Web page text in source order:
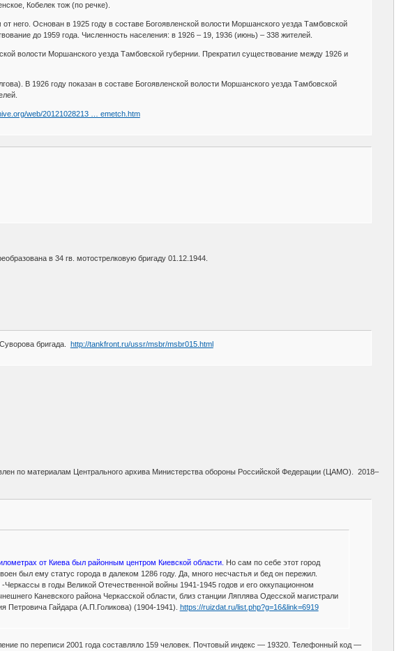
Кобелек тож (по речке).
него. Основан в 1925 году в составе Богоявленской волости Моршанского уезда Тамбовской
до 1959 года. Численность населения: в 1926 – 19, 1936 (июнь) – 338 жителей.
волости Моршанского уезда Тамбовской губернии. Прекратил существование между 1926 и
В 1926 году показан в составе Богоявленской волости Моршанского уезда Тамбовской
web/20121028213 … emetch.htm
в 34 гв. мотострелковую бригаду 01.12.1944.
бригада. http://tankfront.ru/ussr/msbr/msbr015.html
по материалам Центрального архива Министерства обороны Российской Федерации (ЦАМО). 2018–
от Киева был районным центром Киевской области. Но сам по себе этот город
был ему статус города в далеком 1286 году. Да, много несчастья и бед он пережил.
в годы Великой Отечественной войны 1941-1945 годов и его оккупационном
Каневского района Черкасской области, близ станции Ляплява Одесской магистрали
Петровича Гайдара (А.П.Голикова) (1904-1941). https://ruizdat.ru/list.php?g=16&link=6919
по переписи 2001 года составляло 159 человек. Почтовый индекс — 19320. Телефонный код —